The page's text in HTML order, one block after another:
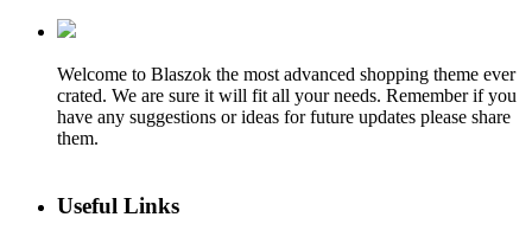
Welcome to Blaszok the most advanced shopping theme ever
crated. We are sure it will fit all your needs. Remember if you
have any suggestions or ideas for future updates please share
them.
Useful Links